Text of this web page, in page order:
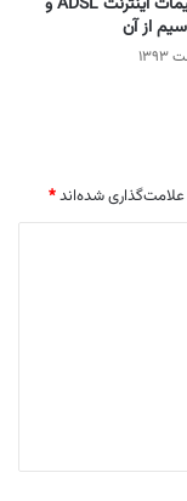
از آن
شده‌اند*